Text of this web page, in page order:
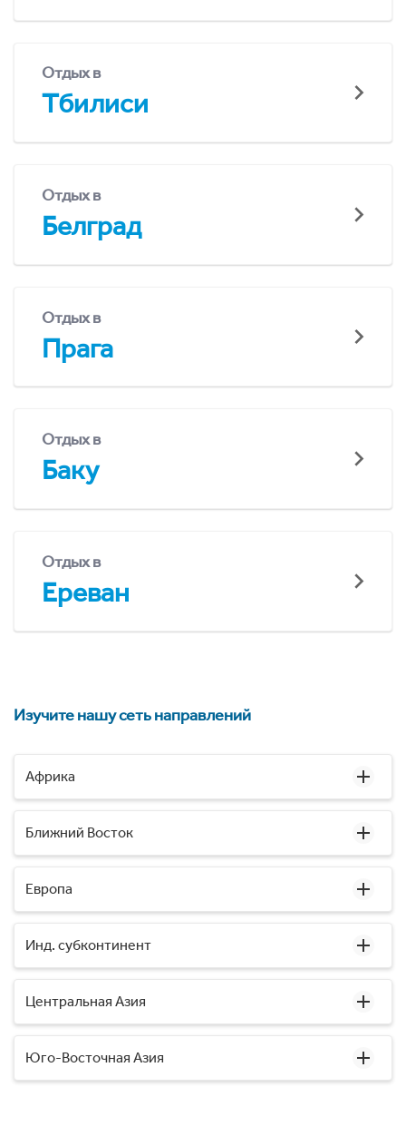
Отдых в
Тбилиси
Отдых в
Белград
Отдых в
Прага
Отдых в
Баку
Отдых в
Ереван
Изучите нашу сеть направлений
Африка
Ближний Восток
Европа
Инд. субконтинент
Центральная Азия
Юго-Восточная Азия